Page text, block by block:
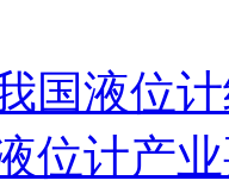
国液位
位计产